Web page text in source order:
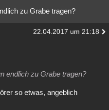
Esoterik Literatur
Gaming Filme
Neue Geschlossen
zu Grabe tragen?
22.04.2017 um 21:18
endlich zu Grabe tragen?
so etwas, angeblich